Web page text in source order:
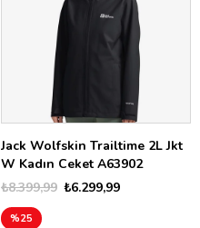
Jack Wolfskin Trailtime 2L Jkt
W Kadın Ceket A63902
₺6.299,99
₺8.399,99
%25